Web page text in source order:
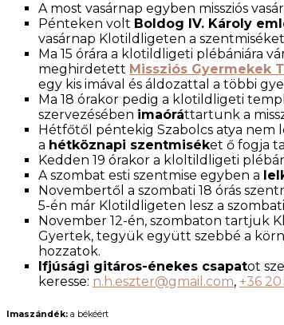
A most vasárnap egyben missziós
Pénteken volt Boldog IV. Károly
vasárnap Klotildligeten a
Ma 15 órára a klotildligeti plébániára
meghirdetett Missziós Gyermekek
egy kis imával és áldozattal a többi
Ma 18 órakor pedig a klotildligeti
szervezésében imaóráttartunk a
Hétfőtől péntekig Szabolcs atya nem
a hétköznapi szentmiséket ő fogja
Kedden 19 órakor a kloltildligeti
A szombat esti szentmise egyben a
Novembertől a szombati 18 órás
5-én már Klotildligeten lesz a
November 12-én, szombaton tartjuk
Gyertek, tegyük együtt szebbé a
hozzatok.
Ifjúsági gitáros-énekes csapatot
keresse: n.h.eszter@gmail.com, +36
Imaszándék: a békéért